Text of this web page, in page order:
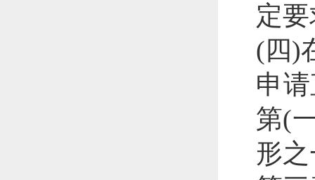
定
(四)
申
第(
形